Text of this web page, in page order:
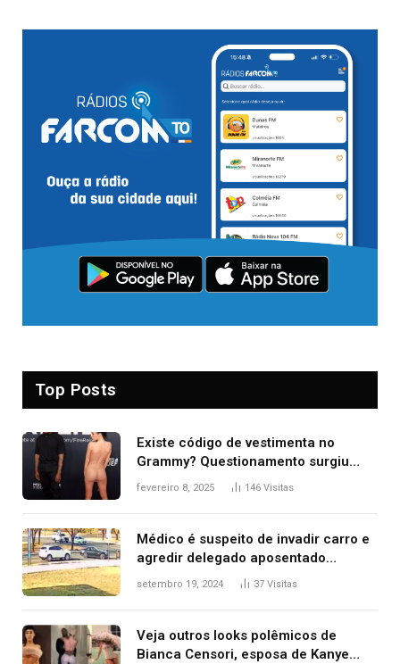
Top Posts
Existe código de vestimenta no
Grammy? Questionamento surgiu
após Bianca Censori, mulher de
fevereiro 8, 2025 146 Visitas
Médico é suspeito de invadir carro e
agredir delegado aposentado
durante confusão no trânsito
setembro 19, 2024 37 Visitas
Veja outros looks polêmicos de
Bianca Censori, esposa de Kanye